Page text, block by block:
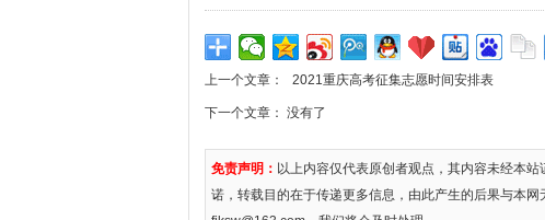
上一个文章： 2021重庆高考征集志愿时间安排表
下一个文章： 没有了
免责声明： 以上内容仅代表原创者观点，其内容未经本
诺，转载目的在于传递更多信息，由此产生的后果与本